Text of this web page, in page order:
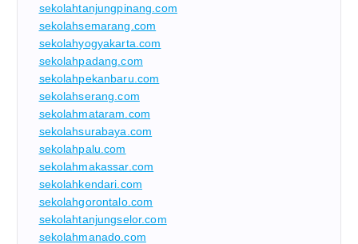
sekolahtanjungpinang.com
sekolahsemarang.com
sekolahyogyakarta.com
sekolahpadang.com
sekolahpekanbaru.com
sekolahserang.com
sekolahmataram.com
sekolahsurabaya.com
sekolahpalu.com
sekolahmakassar.com
sekolahkendari.com
sekolahgorontalo.com
sekolahtanjungselor.com
sekolahmanado.com